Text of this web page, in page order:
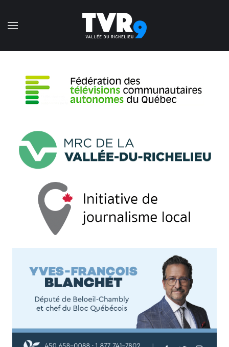
Accéder au contenu principal